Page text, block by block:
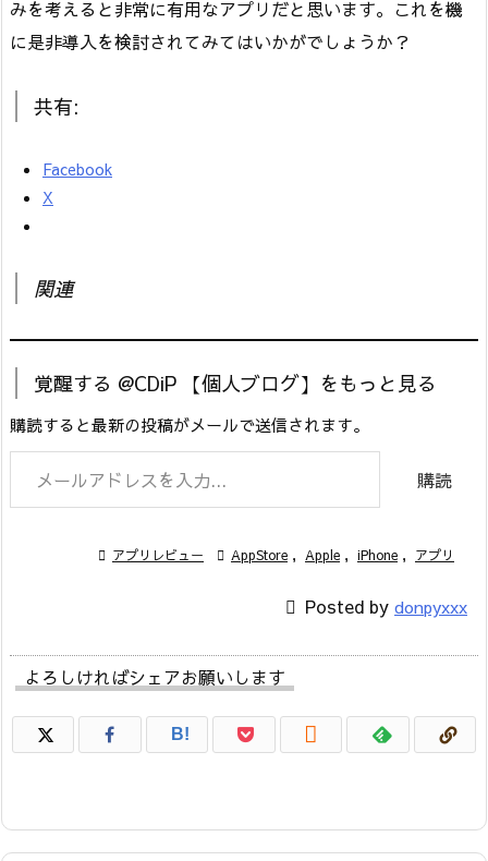
みを考えると非常に有用なアプリだと思います。これを機
に是非導入を検討されてみてはいかがでしょうか？
共有:
Facebook
X
関連
覚醒する @CDiP 【個人ブログ】をもっと見る
購読すると最新の投稿がメールで送信されます。
メールアドレスを入力...
購読
 アプリレビュー  AppStore , Apple , iPhone , アプリ
 Posted by donpyxxx
よろしければシェアお願いします
B! 